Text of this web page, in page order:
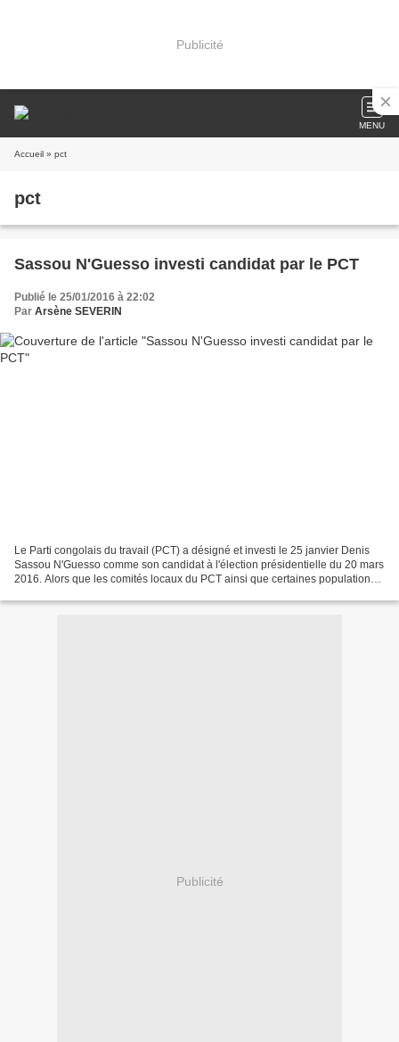
Publicité
MENU
Accueil » pct
pct
Sassou N'Guesso investi candidat par le PCT
Publié le 25/01/2016 à 22:02
Par Arsène SEVERIN
Le Parti congolais du travail (PCT) a désigné et investi le 25 janvier Denis
Sassou N'Guesso comme son candidat à l'élection présidentielle du 20 mars
2016. Alors que les comités locaux du PCT ainsi que certaines populations
Publicité